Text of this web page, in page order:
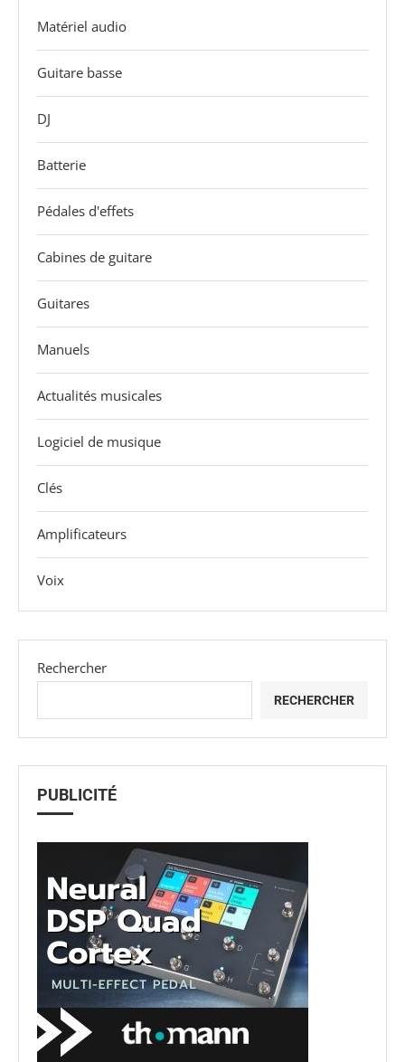
Rechercher
RECHERCHER
PUBLICITÉ
Matériel audio
Guitare basse
DJ
Batterie
Pédales d'effets
Cabines de guitare
Guitares
Manuels
Actualités musicales
Logiciel de musique
Clés
Amplificateurs
Voix